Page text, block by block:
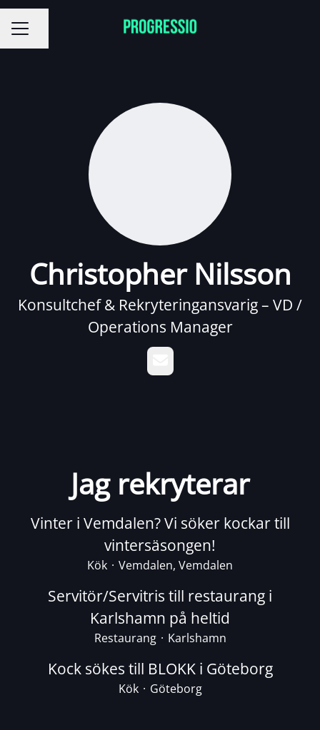
KARRIÄRMENY
Dela sidan
Christopher Nilsson
Konsultchef & Rekryteringansvarig – VD /
Operations Manager
Jag rekryterar
Vinter i Vemdalen? Vi söker kockar till
vintersäsongen!
Kök · Vemdalen, Vemdalen
Servitör/Servitris till restaurang i
Karlshamn på heltid
Restaurang · Karlshamn
Kock sökes till BLOKK i Göteborg
Kök · Göteborg